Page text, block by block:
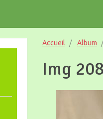
Accueil Album
Img